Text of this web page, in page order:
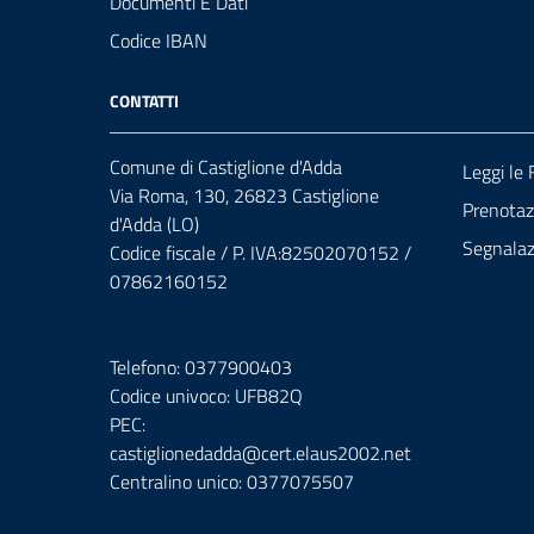
Codice IBAN
CONTATTI
Comune di Castiglione d'Adda
Via Roma, 130, 26823 Castiglione
d'Adda (LO)
Codice fiscale / P. IVA:82502070152 /
07862160152
Telefono: 0377900403
Codice univoco: UFB82Q
PEC:
castiglionedadda@cert.elaus2002.net
Centralino unico: 0377075507
Leggi le